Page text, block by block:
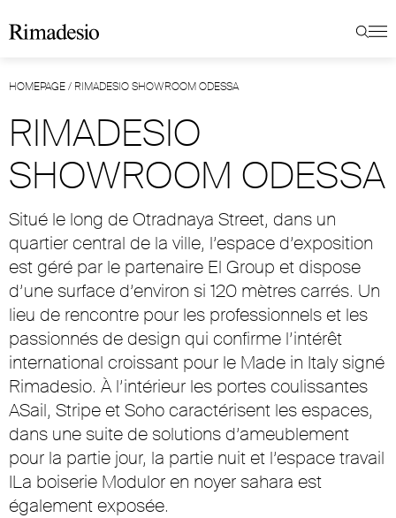
HOMEPAGE/ RIMADESIO SHOWROOM ODESSA
RIMADESIO
SHOWROOM ODESSA
Situé le long de Otradnaya Street, dans un
quartier central de la ville, l’espace d’exposition
est géré par le partenaire El Group et dispose
d’une surface d’environ si 120 mètres carrés. Un
lieu de rencontre pour les professionnels et les
passionnés de design qui confirme l’intérêt
international croissant pour le Made in Italy signé
Rimadesio. À l’intérieur les portes coulissantes
ASail, Stripe et Soho caractérisent les espaces,
dans une suite de solutions d’ameublement
pour la partie jour, la partie nuit et l’espace travail
ILa boiserie Modulor en noyer sahara est
également exposée.